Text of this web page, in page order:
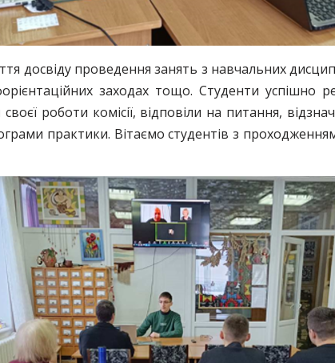
досвіду проведення занять з навчальних
заходах тощо. Студенти успішно
роботи комісії, відповіли на питання,
практики. Вітаємо студентів з